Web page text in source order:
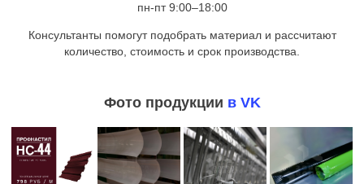
пн-пт 9:00–18:00
Консультанты помогут подобрать материал и рассчитают
количество, стоимость и срок производства.
Фото продукции в VK